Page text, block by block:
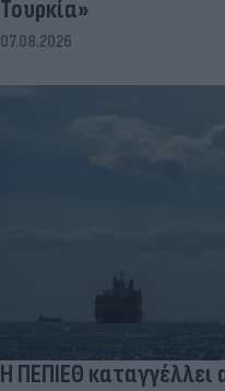
Τουρκία»
07.08.2026
Η ΠΕΠΙΕΘ